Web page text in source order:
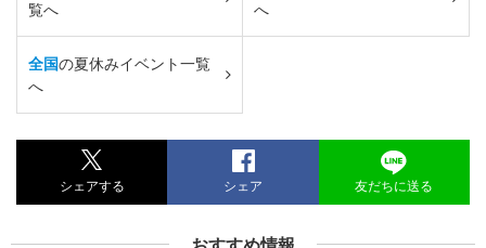
覧へ
へ
全国の夏休みイベント一覧
へ
シェアする シェア 友だちに送る